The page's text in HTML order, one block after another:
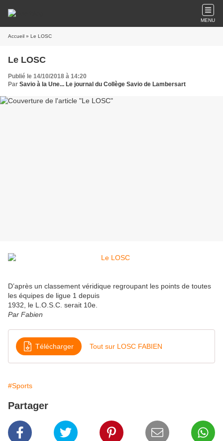
MENU
Accueil » Le LOSC
Le LOSC
Publié le 14/10/2018 à 14:20
Par Savio à la Une... Le journal du Collège Savio de Lambersart
D’après un classement véridique regroupant les points de toutes
les équipes de ligue 1 depuis
1932, le L.O.S.C. serait 10e.
Par Fabien
Télécharger Tout sur LOSC FABIEN
#Sports
Partager